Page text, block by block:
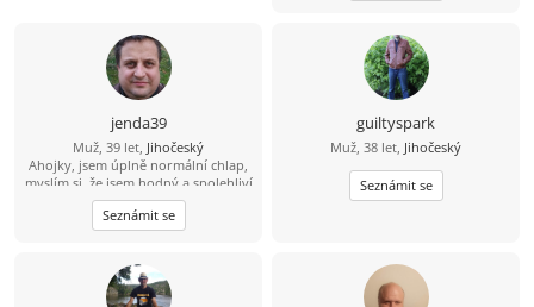
jenda39
Muž, 39 let, Jihočeský
Ahojky, jsem úplně normální chlap,
myslím si, že jsem hodný a spolehliví
a že nezkazím žádnou srandu.
Hledám k sobě partnerku na
společnou a pohodovou cestu
překážkou????
Seznámit se
guiltyspark
Muž, 38 let, Jihočeský
Seznámit se